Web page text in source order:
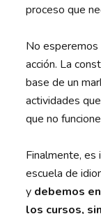
proceso que
No esperemos
acción. La
base de un
actividades
que no
Finalmente, es
escuela de
y debemos
los cursos,